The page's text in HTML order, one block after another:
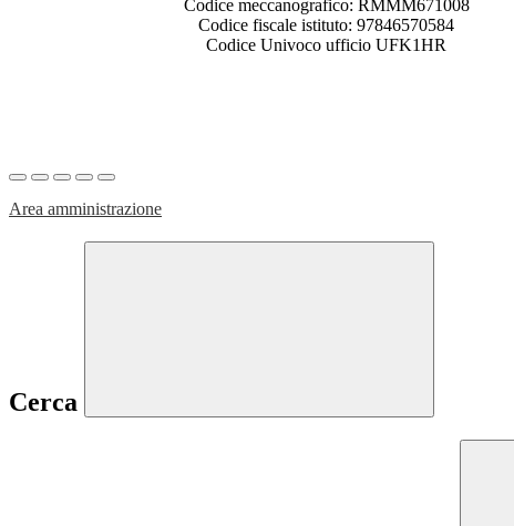
Codice meccanografico: RMMM671008
Codice fiscale istituto: 97846570584
Codice Univoco ufficio UFK1HR
Area amministrazione
Cerca